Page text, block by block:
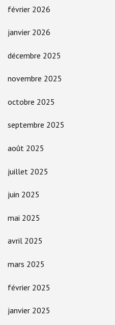
février 2026
janvier 2026
décembre 2025
novembre 2025
octobre 2025
septembre 2025
août 2025
juillet 2025
juin 2025
mai 2025
avril 2025
mars 2025
février 2025
janvier 2025